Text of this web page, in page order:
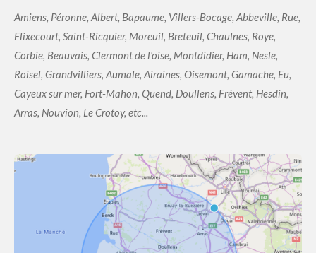
Amiens, Péronne, Albert, Bapaume, Villers-Bocage, Abbeville, Rue,
Flixecourt, Saint-Ricquier, Moreuil, Breteuil, Chaulnes, Roye,
Corbie, Beauvais, Clermont de l'oise, Montdidier, Ham, Nesle,
Roisel, Grandvilliers, Aumale, Airaines, Oisemont, Gamache, Eu,
Cayeux sur mer, Fort-Mahon, Quend, Doullens, Frévent, Hesdin,
Arras, Nouvion, Le Crotoy, etc...